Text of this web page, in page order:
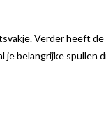
Verder heeft
belangrijke spullen